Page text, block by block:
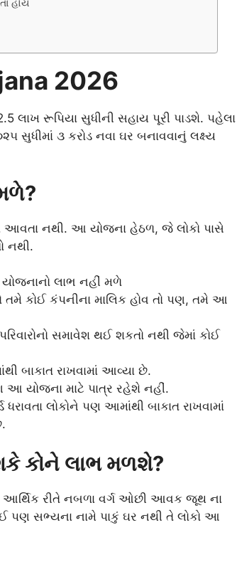
હોય
2026
લાખ રૂપિયા સુધીની સહાય પૂરી પાડશે. પહેલા
સુધીમાં ૩ કરોડ નવા ઘર બનાવવાનું લક્ષ્ય
નથી. આ યોજના હેઠળ, જે લોકો પાસે
નથી.
યોજનાનો લાભ નહીં મળે
તમે કોઈ કંપનીના માલિક હોવ તો પણ, તમે આ
સમાવેશ થઈ શકતો નથી જેમાં કોઈ
બાકાત રાખવામાં આવ્યા છે.
યોજના માટે પાત્ર રહેશે નહીં.
લોકોને પણ આમાંથી બાકાત રાખવામાં
કોને લાભ મળશે?
રીતે નબળા વર્ગ ઓછી આવક જૂથ ના
પણ સભ્યના નામે પાકું ઘર નથી તે લોકો આ